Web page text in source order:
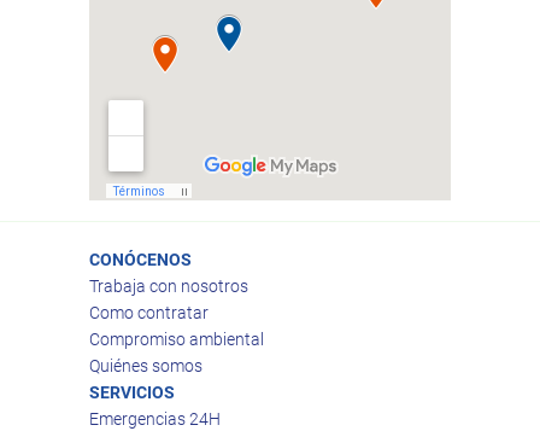
CONÓCENOS
Trabaja con nosotros
Como contratar
Compromiso ambiental
Quiénes somos
SERVICIOS
Emergencias 24H